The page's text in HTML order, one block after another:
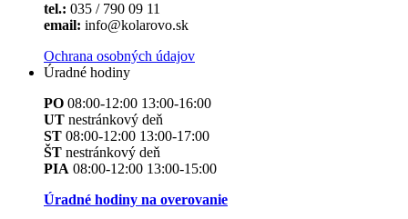
tel.: 035 / 790 09 11
email: info@kolarovo.sk
Ochrana osobných údajov
Úradné hodiny
PO 08:00-12:00 13:00-16:00
UT nestránkový deň
ST 08:00-12:00 13:00-17:00
ŠT nestránkový deň
PIA 08:00-12:00 13:00-15:00
Úradné hodiny na overovanie